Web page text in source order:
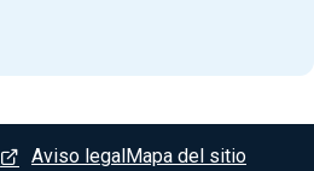
Aviso legal Mapa del sitio